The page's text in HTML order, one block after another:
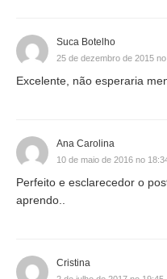
Suca Botelho
25 de dezembro de 2015
Excelente, não esperaria
Ana Carolina
10 de maio de 2016 no
Perfeito e esclarecedor o
aprendo..
Cristina